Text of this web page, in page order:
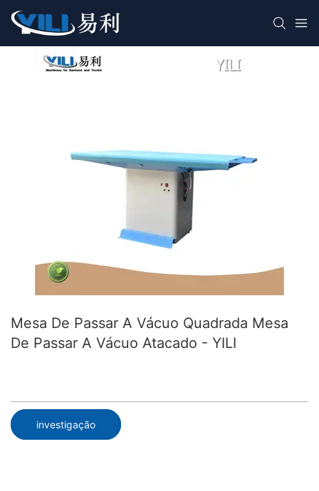
Mesa De Passar A Vácuo Quadrada Mesa
De Passar A Vácuo Atacado - YILI
investigação